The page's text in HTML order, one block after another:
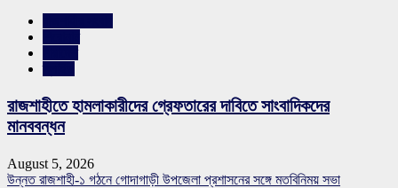
রাজশাহীতে হামলাকারীদের গ্রেফতারের দাবিতে সাংবাদিকদের
মানববন্ধন
August 5, 2026
উন্নত রাজশাহী-১ গঠনে গোদাগাড়ী উপজেলা প্রশাসনের সঙ্গে মতবিনিময় সভা